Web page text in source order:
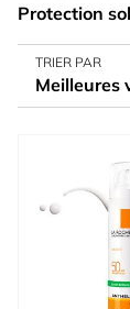
Protection
TRIER PAR
Meilleures